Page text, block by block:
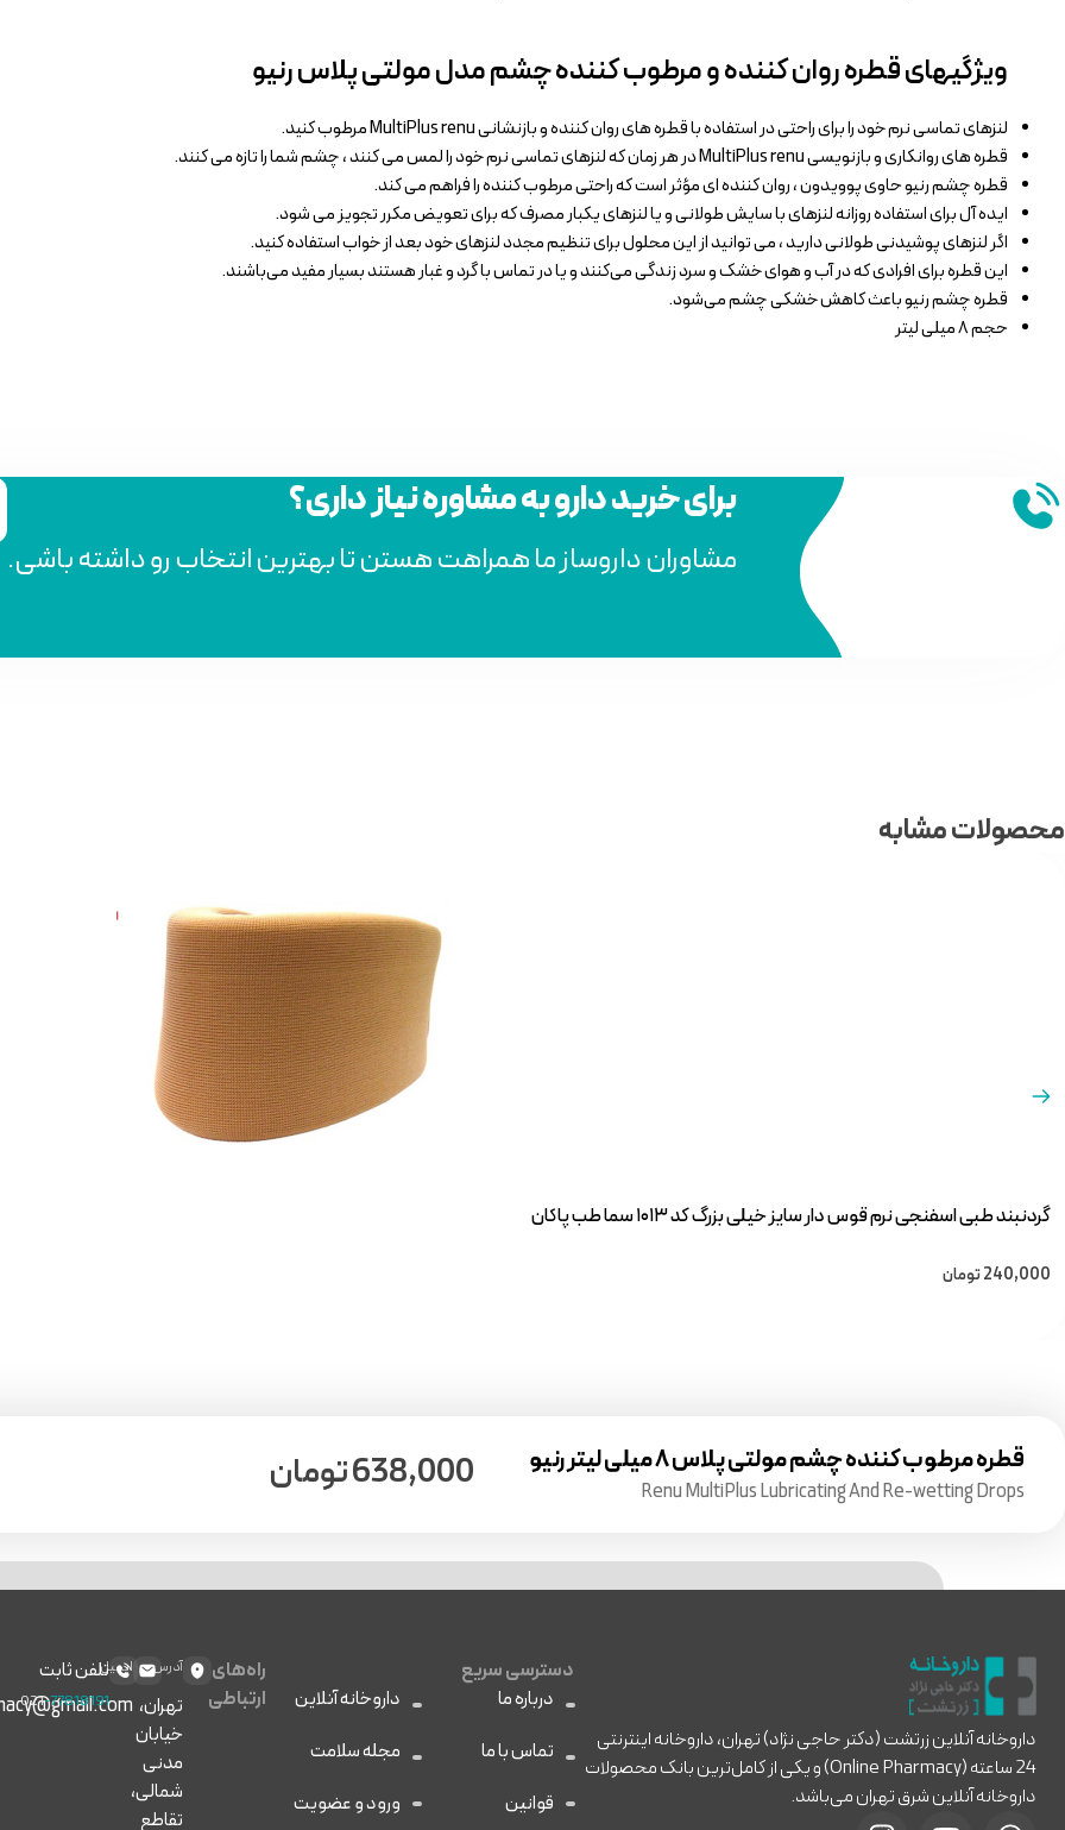
ویژگیهای قطره روان کننده و مرطوب کننده چشم مدل مولتی پلاس رنیو
لنزهای تماسی نرم خود را برای راحتی در استفاده با قطره های روان کننده و بازنشانی MultiPlus renu مرطوب کنید.
قطره های روانکاری و بازنویسی MultiPlus renu در هر زمان که لنزهای تماسی نرم خود را لمس می کنند ، چشم شما را تازه می کنند.
قطره چشم رنیو حاوی پوویدون ، روان کننده ای مؤثر است که راحتی مرطوب کننده را فراهم می کند.
ایده آل برای استفاده روزانه لنزهای با سایش طولانی و یا لنزهای یکبار مصرف که برای تعویض مکرر تجویز می شود.
اگر لنزهای پوشیدنی طولانی دارید ، می توانید از این محلول برای تنظیم مجدد لنزهای خود بعد از خواب استفاده کنید.
این قطره برای افرادی که در آب و هوای خشک و سرد زندگی می‌کنند و یا در تماس با گرد و غبار هستند بسیار مفید می‌باشند.
قطره چشم رنیو باعث کاهش خشکی چشم می‌شود.
حجم ۸ میلی لیتر
برای خرید دارو به مشاوره نیاز داری؟
مشاوران داروساز ما همراهت هستن تا بهترین انتخاب رو داشته باشی.
محصولات مشابه
گردنبند طبی اسفنجی نرم قوس دار سایز خیلی بزرگ کد ۱۰۱۳ سما طب پاکان
240,000تومان
638,000تومان قطره مرطوب کننده چشم مولتی پلاس ۸ میلی لیتر رنیو
Renu MultiPlus Lubricating And Re-wetting Drops
داروخانه آنلاین زرتشت (دکتر حاجی نژاد) تهران، داروخانه اینترنتی
24 ساعته (Online Pharmacy) و یکی از کامل‌ترین بانک محصولات
داروخانه آنلاین شرق تهران می‌باشد.
دسترسی سریع
درباره ما
تماس با ما
قوانین
داروخانه آنلاین
مجله سلامت
ورود و عضویت
راه‌های
ارتباطی
آدرس
تهران،
خیابان
مدنی
شمالی،
تقاطع
ایمیلتلفن ثابت
021-77818191